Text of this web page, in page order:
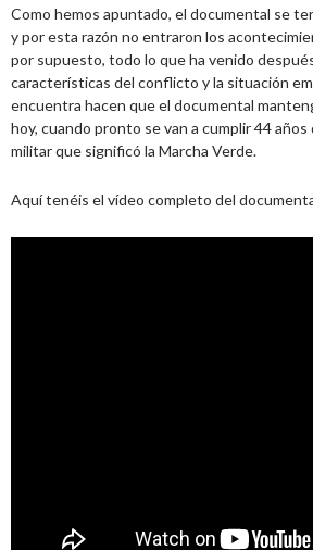
Como hemos apuntado, el documental se
y por esta razón no entraron los
por supuesto, todo lo que ha venido
características del conflicto y la situación
encuentra hacen que el documental
hoy, cuando pronto se van a cumplir 44 años
militar que significó la Marcha Verde.
Aquí tenéis el vídeo completo del